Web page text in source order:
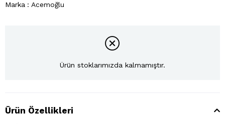
Marka : Acemoğlu
Ürün stoklarımızda kalmamıştır.
Ürün Özellikleri